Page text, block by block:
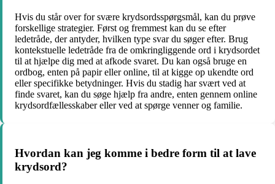
Hvis du står over for svære krydsordsspørgsmål, kan du prøve
forskellige strategier. Først og fremmest kan du se efter
ledetråde, der antyder, hvilken type svar du søger efter. Brug
kontekstuelle ledetråde fra de omkringliggende ord i krydsordet
til at hjælpe dig med at afkode svaret. Du kan også bruge en
ordbog, enten på papir eller online, til at kigge op ukendte ord
eller specifikke betydninger. Hvis du stadig har svært ved at
finde svaret, kan du søge hjælp fra andre, enten gennem online
krydsordfællesskaber eller ved at spørge venner og familie.
Hvordan kan jeg komme i bedre form til at lave
krydsord?